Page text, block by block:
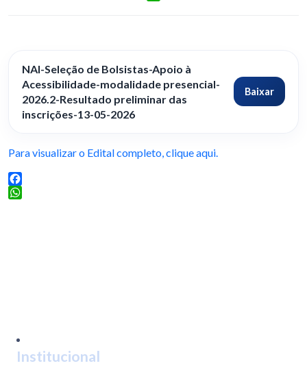
NAI-Seleção de Bolsistas-Apoio à
Acessibilidade-modalidade presencial-
2026.2-Resultado preliminar das
inscrições-13-05-2026
Baixar
Para visualizar o Edital completo, clique aqui.
Facebook
Institucional